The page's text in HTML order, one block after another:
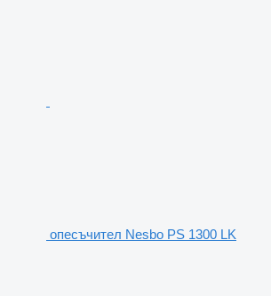
опесъчител Nesbo PS 1300 LK